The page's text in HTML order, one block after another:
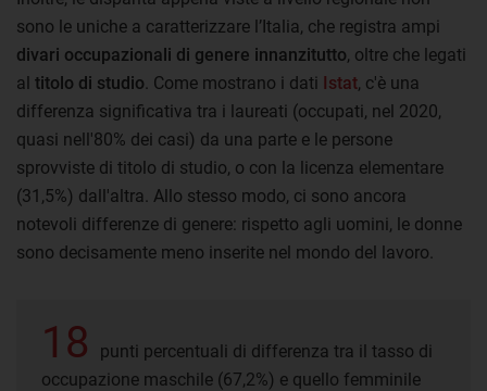
sono le uniche a caratterizzare l’Italia, che registra ampi
divari occupazionali di genere innanzitutto, oltre che legati
al titolo di studio. Come mostrano i dati Istat, c'è una
differenza significativa tra i laureati (occupati, nel 2020,
quasi nell'80% dei casi) da una parte e le persone
sprovviste di titolo di studio, o con la licenza elementare
(31,5%) dall'altra. Allo stesso modo, ci sono ancora
notevoli differenze di genere: rispetto agli uomini, le donne
sono decisamente meno inserite nel mondo del lavoro.
18
punti percentuali di differenza tra il tasso di
occupazione maschile (67,2%) e quello femminile